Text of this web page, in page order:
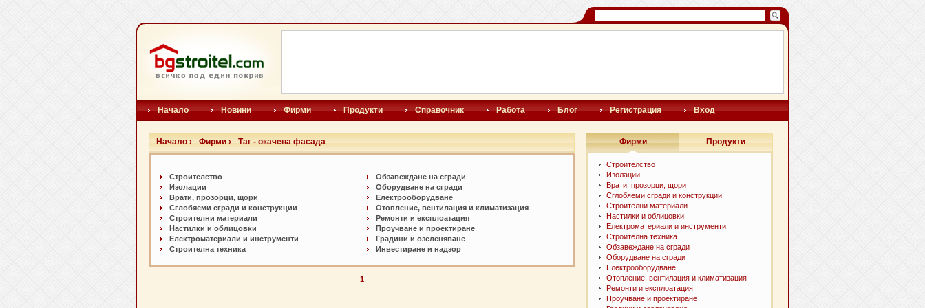
Начало Новини Фирми Продукти Справочник Работа Блог Регистрация Вход
Начало › Фирми › Таг - окачена фасада
Строителство
Изолации
Врати, прозорци, щори
Сглобяеми сгради и конструкции
Строителни материали
Настилки и oблицовки
Електроматериали и инструменти
Строителна техника
Обзавеждане на сгради
Оборудване на сгради
Електрооборудване
Отопление, вентилация и климатизация
Ремонти и експлоатация
Проучване и проектиране
Градини и озеленяване
Инвестиране и надзор
1
Фирми Продукти
Строителство
Изолации
Врати, прозорци, щори
Сглобяеми сгради и конструкции
Строителни материали
Настилки и oблицовки
Електроматериали и инструменти
Строителна техника
Обзавеждане на сгради
Оборудване на сгради
Електрооборудване
Отопление, вентилация и климатизация
Ремонти и експлоатация
Проучване и проектиране